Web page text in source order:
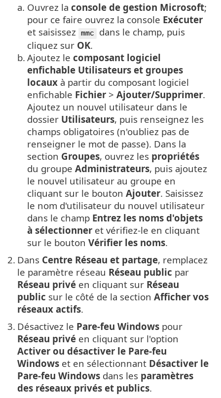
a. Ouvrez la console de gestion Microsoft;
pour ce faire ouvrez la console Exécuter
et saisissez
mmc
dans le champ, puis
cliquez sur OK.
b. Ajoutez le composant logiciel
enfichable Utilisateurs et groupes
locaux à partir du composant logiciel
enfichable Fichier > Ajouter/Supprimer.
Ajoutez un nouvel utilisateur dans le
dossier Utilisateurs, puis renseignez les
champs obligatoires (n'oubliez pas de
renseigner le mot de passe). Dans la
section Groupes, ouvrez les propriétés
du groupe Administrateurs, puis ajoutez
le nouvel utilisateur au groupe en
cliquant sur le bouton Ajouter. Saisissez
le nom d'utilisateur du nouvel utilisateur
dans le champ Entrez les noms d'objets
à sélectionner et vérifiez-le en cliquant
sur le bouton Vérifier les noms.
2. Dans Centre Réseau et partage, remplacez
le paramètre réseau Réseau public par
Réseau privé en cliquant sur Réseau
public sur le côté de la section Afficher vos
réseaux actifs.
3. Désactivez le Pare-feu Windows pour
Réseau privé en cliquant sur l'option
Activer ou désactiver le Pare-feu
Windows et en sélectionnant Désactiver le
Pare-feu Windows dans les paramètres
des réseaux privés et publics.